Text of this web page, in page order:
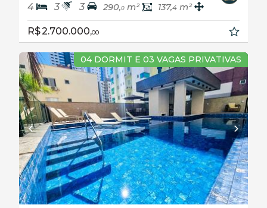
4 3 3 290,0 m² 137,4 m²
R$ 2.700.000,00
04 DORMIT E 03 VAGAS PRIVATIVAS